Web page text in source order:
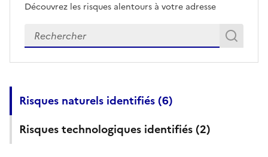
Découvrez les risques alentours à votre adresse
Veuillez renseigner votre adresse exacte
Risques naturels identifiés (6)
Risques technologiques identifiés (2)